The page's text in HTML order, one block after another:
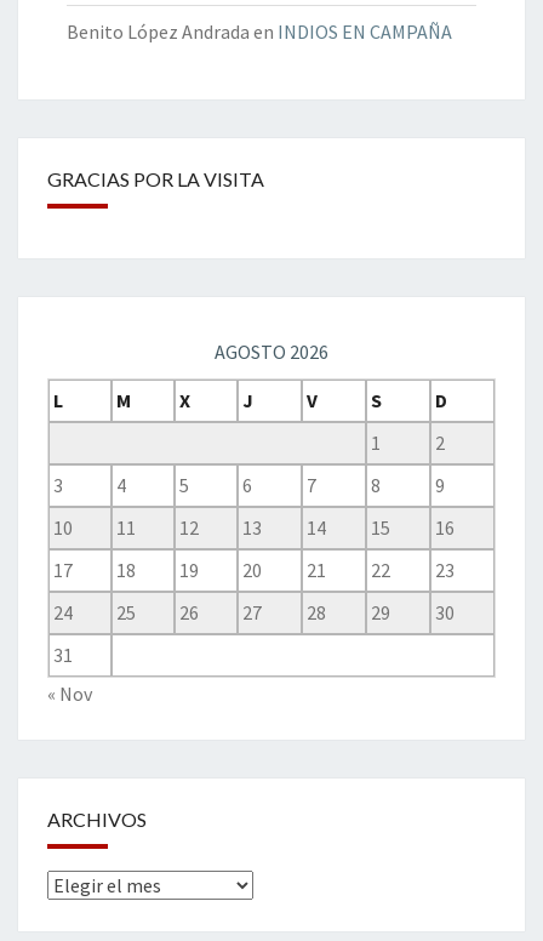
Benito López Andrada en INDIOS EN CAMPAÑA
GRACIAS POR LA VISITA
AGOSTO 2026
L
M X J V S
D
1
2
3
4 5 6 7 8
9
10
11 12 13 14 15
16
17
18 19 20 21 22
23
24
25 26 27 28 29
30
31
« Nov
ARCHIVOS
Archivos